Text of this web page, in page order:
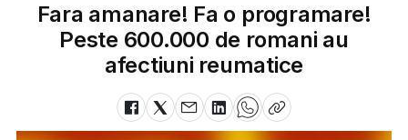
Fara amanare! Fa o programare!
Peste 600.000 de romani au
afectiuni reumatice